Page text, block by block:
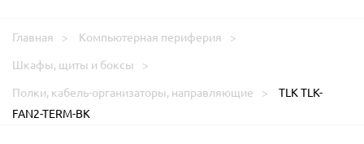
Главная
Компьютерная периферия
Шкафы, щиты и боксы
Полки, кабель-организаторы, направляющие
TLK TLK-
FAN2-TERM-BK